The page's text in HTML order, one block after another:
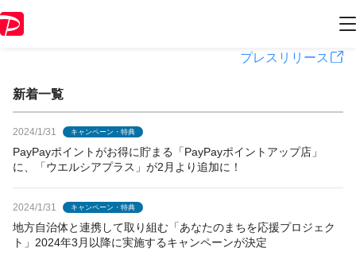
PayPayからのお知らせ
プレスリリース
新着一覧
2024/1/31 キャンペーン・特典
PayPayポイントがお得に貯まる「PayPayポイントアップ店」
に、「ウエルシアプラス」が2月より追加に！
2024/1/31 キャンペーン・特典
地方自治体と連携して取り組む「あなたのまちを応援プロジェク
ト」2024年3月以降に実施するキャンペーンが決定